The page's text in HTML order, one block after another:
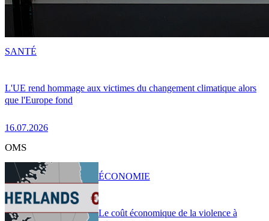
L'UE rend hommage aux victimes du changement climatique alors
que l'Europe fond
16.07.2026
SANTÉ
OMS
Le coût économique de la violence à
ÉCONOMIE